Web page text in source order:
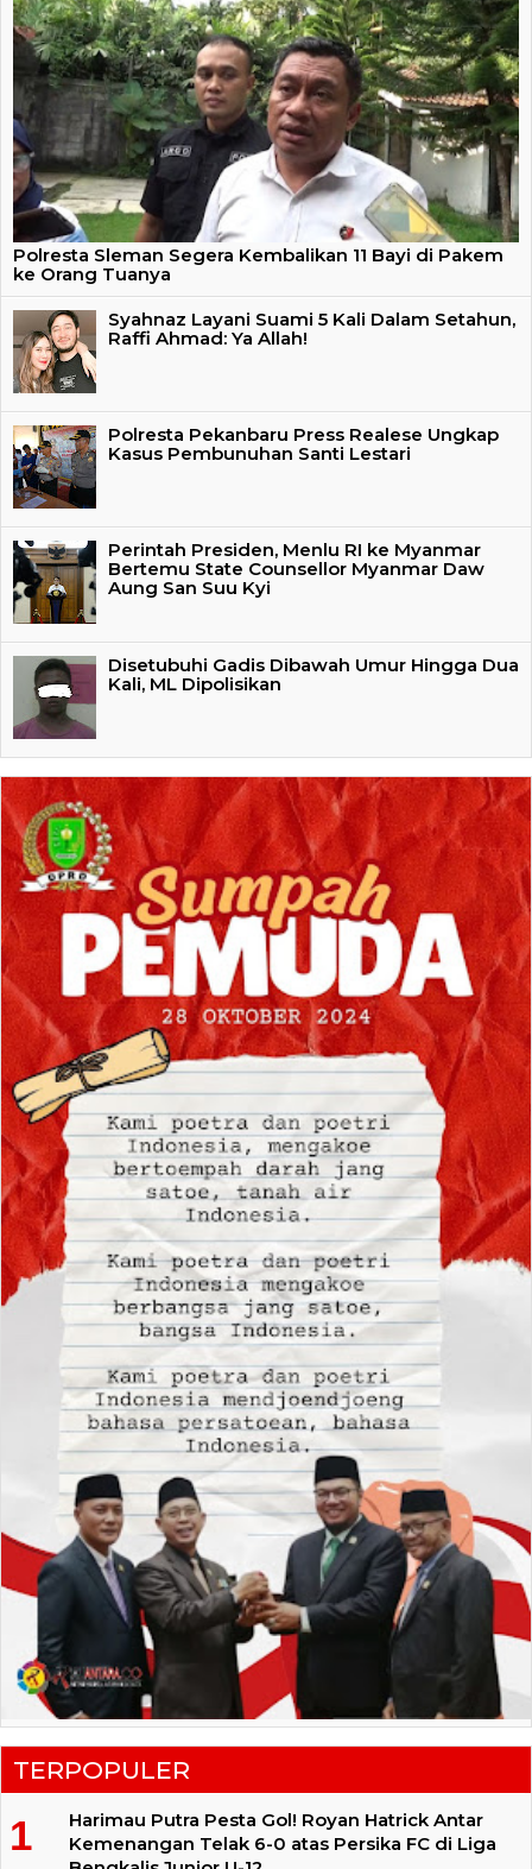
Polresta Sleman Segera Kembalikan 11 Bayi di Pakem
ke Orang Tuanya
Syahnaz Layani Suami 5 Kali Dalam Setahun,
Raffi Ahmad: Ya Allah!
Polresta Pekanbaru Press Realese Ungkap
Kasus Pembunuhan Santi Lestari
Perintah Presiden, Menlu RI ke Myanmar
Bertemu State Counsellor Myanmar Daw
Aung San Suu Kyi
Disetubuhi Gadis Dibawah Umur Hingga Dua
Kali, ML Dipolisikan
TERPOPULER
Harimau Putra Pesta Gol! Royan Hatrick Antar
Kemenangan Telak 6-0 atas Persika FC di Liga